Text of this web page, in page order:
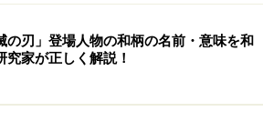
合には、
柄なら、電話やメールでも構いませ
書きのお礼状が良い
ためてお礼状を出す方法もありま
の刃」登場人物の和柄の名前・意味を和
究家が正しく解説！